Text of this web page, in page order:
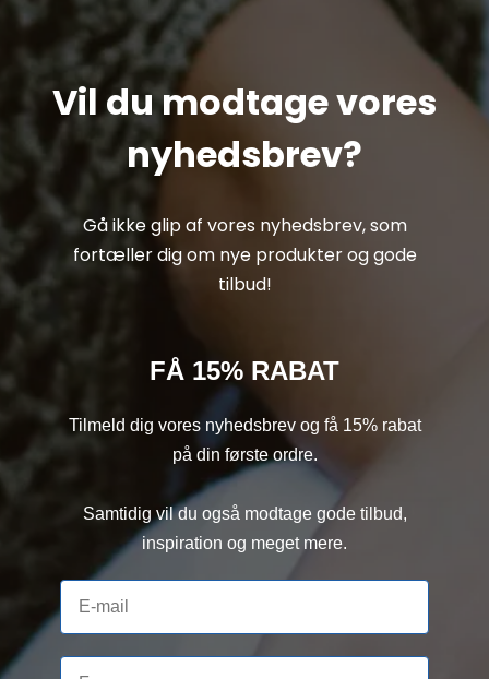
Vil du modtage vores
nyhedsbrev?
Gå ikke glip af vores nyhedsbrev, som
fortæller dig om nye produkter og gode
tilbud!
FÅ 15% RABAT
Tilmeld dig vores nyhedsbrev og få 15% rabat
på din første ordre.
Samtidig vil du også modtage gode tilbud,
inspiration og meget mere.